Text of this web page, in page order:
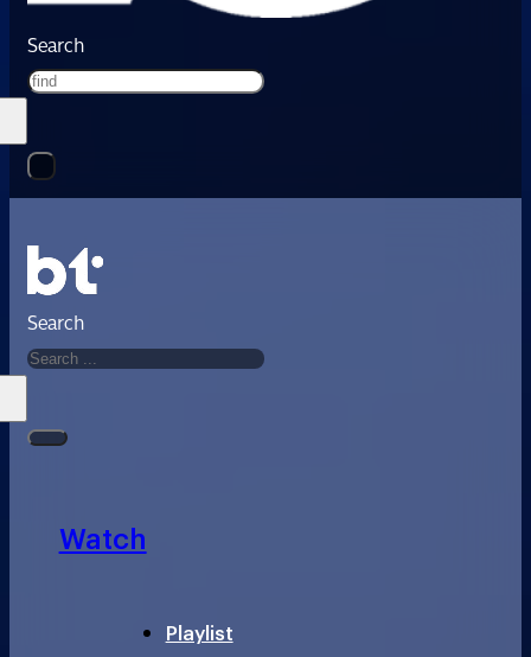
Search
Search
Watch
Playlist